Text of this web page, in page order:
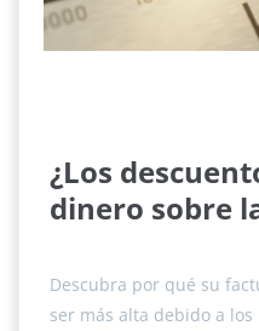
¿Los
dinero sobre
Descubra por qué su
ser más alta debido a